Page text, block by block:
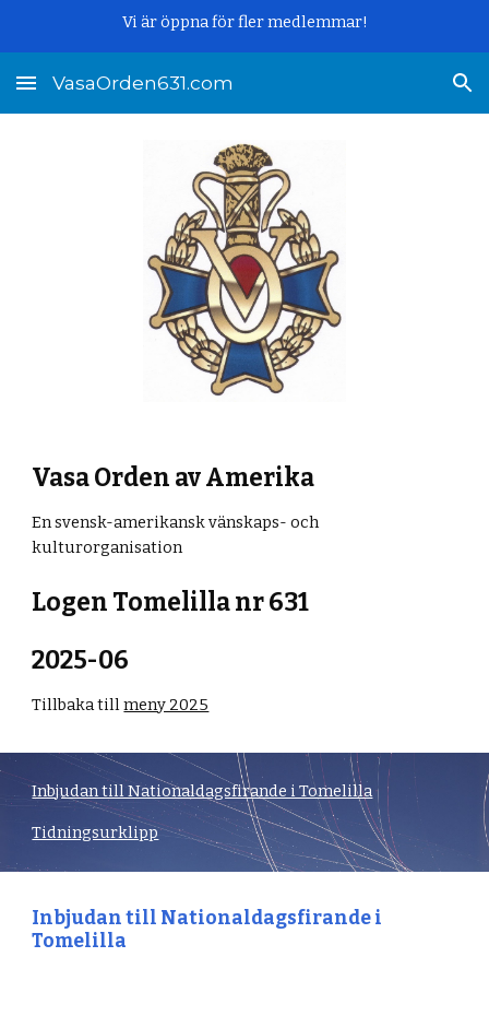
Vi är öppna för fler medlemmar!
VasaOrden631.com
Vasa Orden av Amerika
En svensk-amerikansk vänskaps- och
kulturorganisation
Logen Tomelilla nr 631
2025-06
Tillbaka tillmeny 2025
Inbjudan till Nationaldagsfirande i Tomelilla
Tidningsurklipp
Inbjudan till Nationaldagsfirande i
Tomelilla